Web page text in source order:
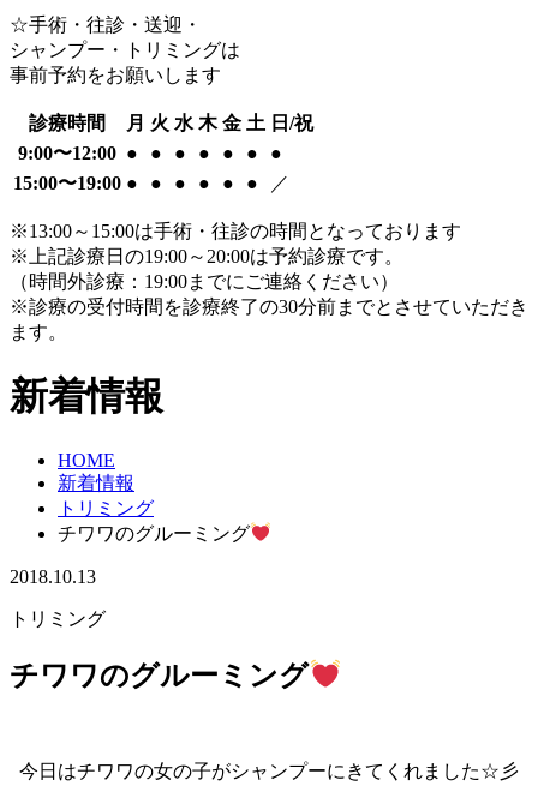
☆手術・往診・送迎・
シャンプー・トリミングは
事前予約をお願いします
診療時間 月 火 水 木 金 土 日/祝
9:00〜12:00 ● ● ● ● ● ●
●
15:00〜19:00 ● ● ● ● ● ● ／
※13:00～15:00は手術・往診の時間となっております
※上記診療日の19:00～20:00は予約診療です。
（時間外診療：19:00までにご連絡ください）
※診療の受付時間を診療終了の30分前までとさせていただき
ます。
新着情報
HOME
新着情報
トリミング
チワワのグルーミング
2018.10.13
トリミング
チワワのグルーミング
今日はチワワの女の子がシャンプーにきてくれました☆彡